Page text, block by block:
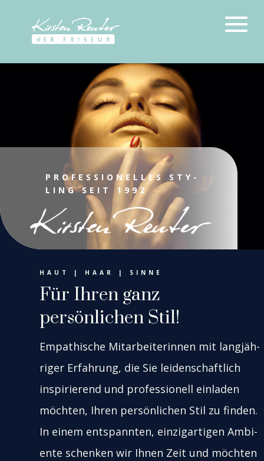
PRO­FES­SIO­NEL­LES STY­
LING SEIT 1992
HAUT | HAAR | SIN­NE
Für Ihren ganz
per­sön­li­chen Stil!
Empa­thi­sche Mit­ar­bei­te­rin­nen mit lang­jäh­
ri­ger Erfah­rung, die Sie lei­den­schaft­lich
inspi­rie­rend und pro­fes­sio­nell ein­la­den
möch­ten, Ihren per­sön­li­chen Stil zu fin­den.
In einem ent­spann­ten, ein­zig­ar­ti­gen Ambi­
en­te schen­ken wir Ihnen Zeit und möch­ten